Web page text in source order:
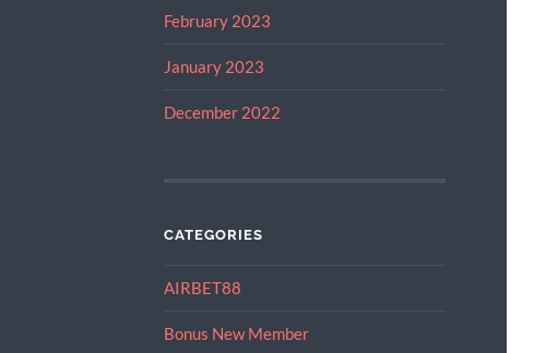
February 2023
January 2023
December 2022
CATEGORIES
AIRBET88
Bonus New Member